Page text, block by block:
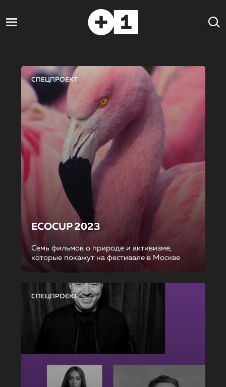
СПЕЦПРОЕКТ
ECOCUP 2023
Семь фильмов о природе и активизме,
которые покажут на фестивале в Москве
СПЕЦПРОЕКТ